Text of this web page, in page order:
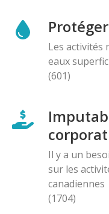
Les activités
eaux
(601)
Il y a un
sur les
canadiennes
(1704)